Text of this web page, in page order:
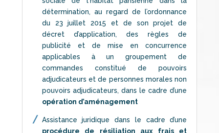
détermination, au regard de l’ordonnance
du 23 juillet 2015 et de son projet de
décret d’application, des règles de
publicité et de mise en concurrence
applicables à un groupement de
commandes constitué de pouvoirs
adjudicateurs et de personnes morales non
pouvoirs adjudicateurs, dans le cadre d’une
opération d’aménagement
Assistance juridique dans le cadre d’une
procédure de résiliation aux frais et